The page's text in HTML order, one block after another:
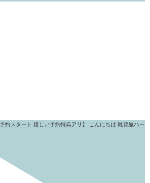
約スタート 嬉しい予約特典アリ】 こんにちは 雑貨屋ハー